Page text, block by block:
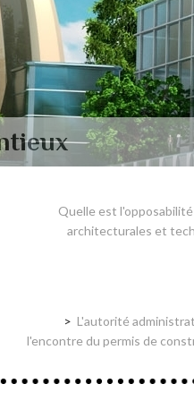
Quelle est
architecturales et
L'autorité
l'encontre du permis de